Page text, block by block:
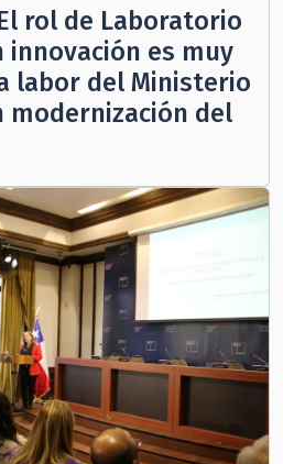
rol de Laboratorio
innovación es muy
labor del Ministerio
modernización del